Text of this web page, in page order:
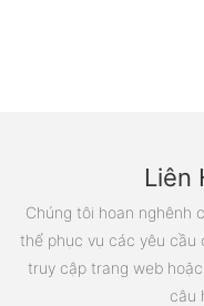
Liên
Chúng tôi hoan nghênh
thể phục vụ các yêu cầu
truy cập trang web
câu